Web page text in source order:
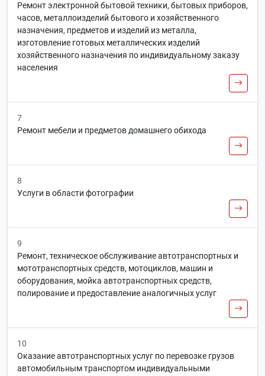
Ремонт электронной бытовой техники, бытовых приборов,
часов, металлоизделий бытового и хозяйственного
назначения, предметов и изделий из металла,
изготовление готовых металлических изделий
хозяйственного назначения по индивидуальному заказу
населения
7
Ремонт мебели и предметов домашнего обихода
8
Услуги в области фотографии
9
Ремонт, техническое обслуживание автотранспортных и
мототранспортных средств, мотоциклов, машин и
оборудования, мойка автотранспортных средств,
полирование и предоставление аналогичных услуг
10
Оказание автотранспортных услуг по перевозке грузов
автомобильным транспортом индивидуальными